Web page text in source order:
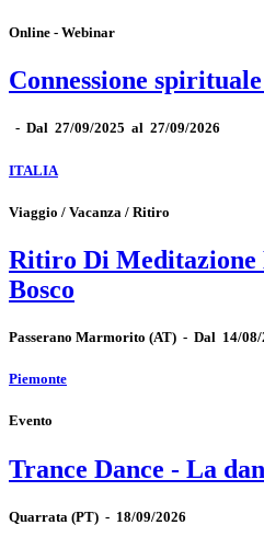
Online - Webinar
Connessione
- Dal 27/09/2025 al 27/09/2026
ITALIA
Viaggio / Vacanza / Ritiro
Ritiro Di Meditazione
Bosco
Passerano Marmorito (AT) - Dal 14/
Piemonte
Evento
Trance Dance - La
Quarrata (PT) - 18/09/2026